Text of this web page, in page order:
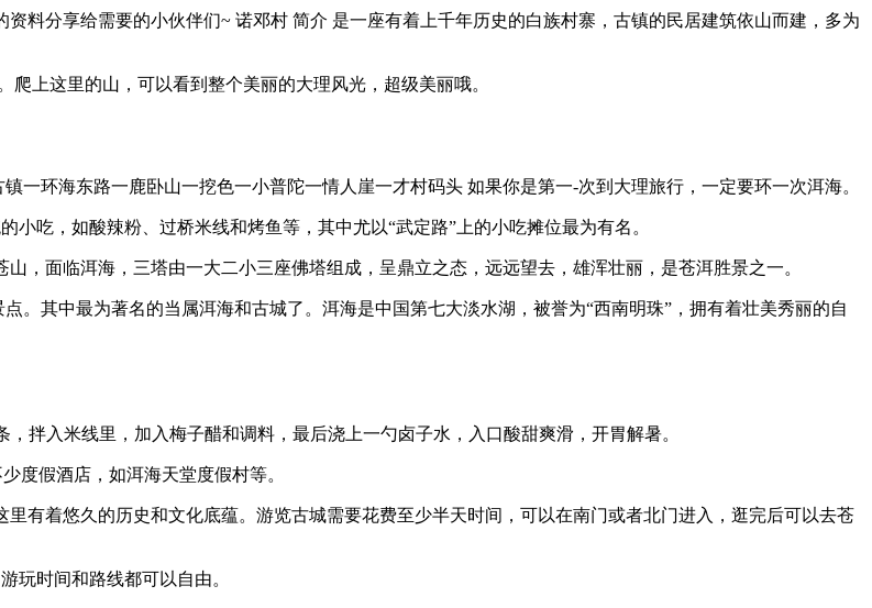
料分享给需要的小伙伴们~ 诺邓村 简介 是一座有着上千年历史的白族村寨，古镇的民居建筑依山而建，多为
上这里的山，可以看到整个美丽的大理风光，超级美丽哦。
一环海东路一鹿卧山一挖色一小普陀一情人崖一才村码头 如果你是第一-次到大理旅行，一定要环一次洱海。
吃，如酸辣粉、过桥米线和烤鱼等，其中尤以“武定路”上的小吃摊位最为有名。
，面临洱海，三塔由一大二小三座佛塔组成，呈鼎立之态，远远望去，雄浑壮丽，是苍洱胜景之一。
。其中最为著名的当属洱海和古城了。洱海是中国第七大淡水湖，被誉为“西南明珠”，拥有着壮美秀丽的自
拌入米线里，加入梅子醋和调料，最后浇上一勺卤子水，入口酸甜爽滑，开胃解暑。
度假酒店，如洱海天堂度假村等。
有着悠久的历史和文化底蕴。游览古城需要花费至少半天时间，可以在南门或者北门进入，逛完后可以去苍
玩时间和路线都可以自由。